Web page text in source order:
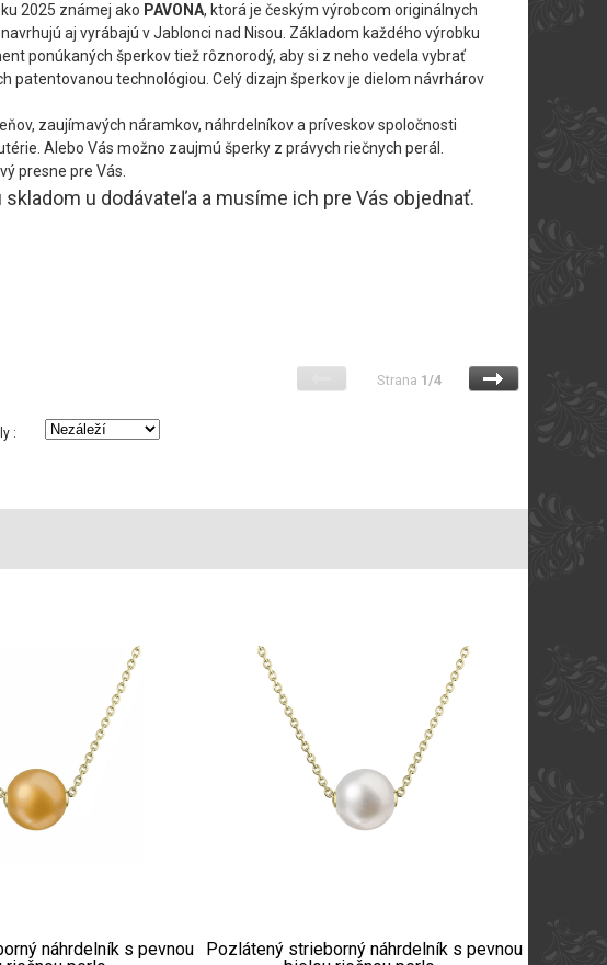
2025 známej ako PAVONA, ktorá je českým výrobcom originálnych
aj vyrábajú v Jablonci nad Nisou. Základom každého výrobku
ponúkaných šperkov tiež rôznorodý, aby si z neho vedela vybrať
patentovanou technológiou. Celý dizajn šperkov je dielom návrhárov
zaujímavých náramkov, náhrdelníkov a príveskov spoločnosti
Alebo Vás možno zaujmú šperky z právych riečnych perál.
presne pre Vás.
u dodávateľa a musíme ich pre Vás objednať.
Strana 1/4
:
náhrdelník s pevnou
Pozlátený strieborný náhrdelník s pevnou